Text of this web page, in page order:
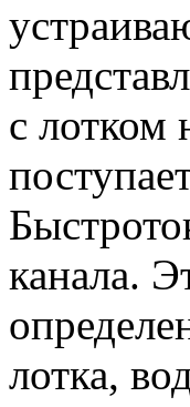
с лотком
канала.
лотка,